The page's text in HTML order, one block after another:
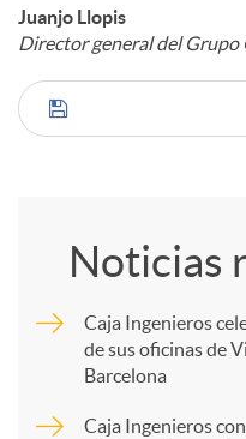
Juanjo Llopis
Director general del Grupo
C
Noticias
Caja Ingenieros
de sus oficinas de
Barcelona
Caja Ingenieros